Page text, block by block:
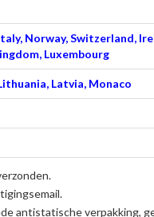
Norway, Switzerland,
Luxembourg
Latvia, Monaco
antistatische verpakking,